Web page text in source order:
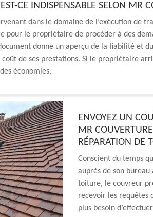
CE INDISPENSABLE SELON MR
dans le domaine de l’exécution de
pour le propriétaire de procéder à des
donne un aperçu de la fiabilité et
coût de ses prestations. Si le propriétaire
économies.
ENVOYEZ UN
MR
RÉPARATION DE
Conscient du temps
auprès de son
toiture, le couvreur
recevoir les requêtes
plus besoin